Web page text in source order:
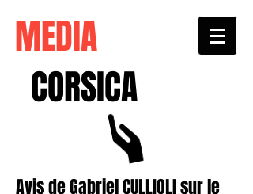
MEDIA
CORSICA
Avis de Gabriel CULLIOLI sur le